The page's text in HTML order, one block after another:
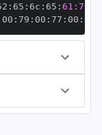
: 65 : 6c : 65 :
00 : 79 : 00 : 77 : 00 : dd